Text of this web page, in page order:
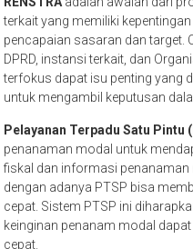
RENSTRAadalah awalan dari
terkait yang memiliki
pencapaian sasaran dan target.
DPRD, instansi terkait, dan
untuk mengambil keputusan
Pelayanan Terpadu Satu Pintu
penanaman modal untuk
fiskal dan informasi penanaman
dengan adanya PTSP bisa
cepat. Sistem PTSP ini